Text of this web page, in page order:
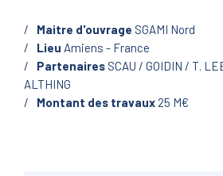
Maitre d'ouvrage SGAMI Nord
Lieu Amiens - France
Partenaires SCAU / GOIDIN / T.
ALTHING
Montant des travaux 25 M€